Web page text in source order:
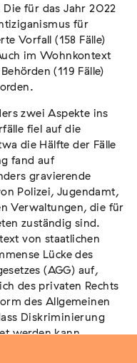
(MIA) ihren ersten
Ergebnisse auf der
ihre regionalen
621 antiziganistische
alltäglich ist.
sich dem Alltag
Fälle) sowie im
zahlreiche Vorfälle
zwei Aspekte ins
fiel auf die
die Hälfte der Fälle
fand auf
gravierende
Polizei, Jugendamt,
Verwaltungen, die für
zuständig sind. Dass
staatlichen Behörden
des Allgemeinen
für das Jahr 2022
für
Vorfall (158 Fälle)
im Wohnkontext
(119 Fälle)
zwei Aspekte ins
fiel auf die
die Hälfte der Fälle
fand auf
gravierende
Polizei, Jugendamt,
Verwaltungen, die für
zuständig sind.
von staatlichen
Lücke des
(AGG) auf,
des privaten Rechts
des Allgemeinen
Diskriminierung
werden kann.